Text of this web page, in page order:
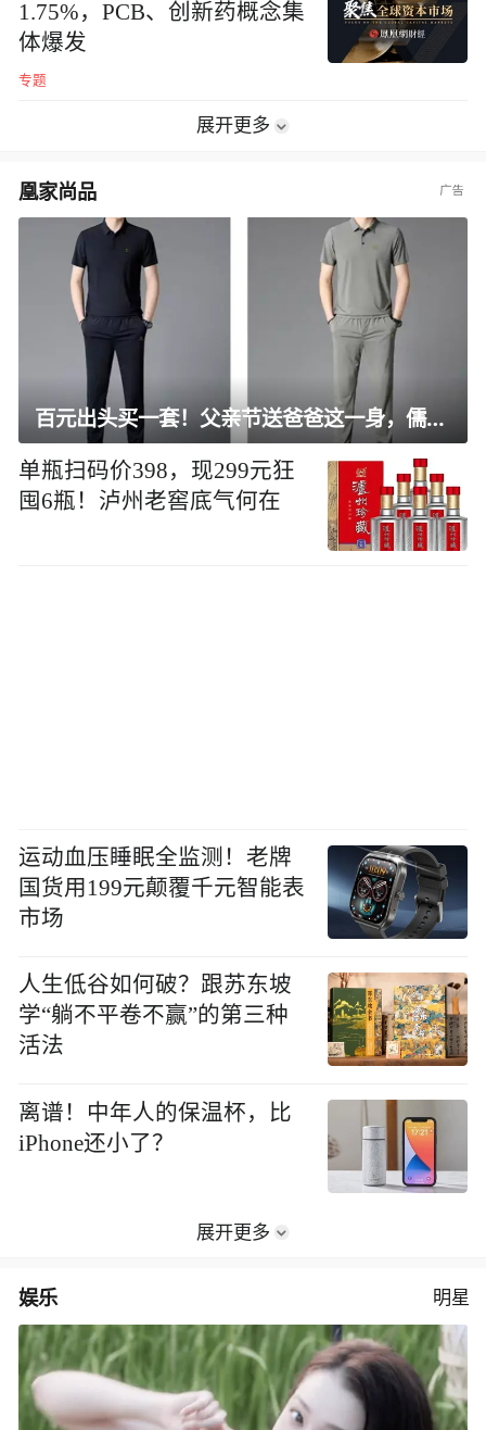
1.75%，PCB、创新药概念集
体爆发
专题
展开更多
凰家尚品
百元出头买一套！父亲节送爸爸这一身，儒雅有型还凉爽
单瓶扫码价398，现299元狂
囤6瓶！泸州老窖底气何在
运动血压睡眠全监测！老牌
国货用199元颠覆千元智能表
市场
人生低谷如何破？跟苏东坡
学“躺不平卷不赢”的第三种
活法
离谱！中年人的保温杯，比
iPhone还小了？
展开更多
娱乐 明星